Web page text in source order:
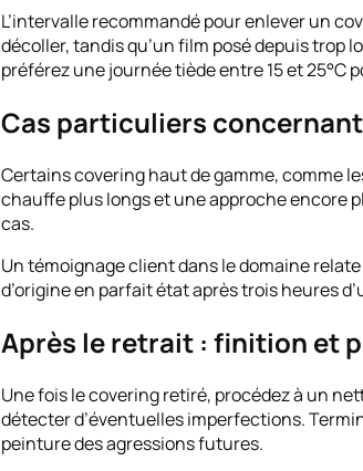
L’intervalle recommandé pour enlever un
décoller, tandis qu’un film posé depuis trop
préférez une journée tiède entre 15 et 25°C
Cas particuliers
Certains covering haut de gamme, comme
chauffe plus longs et une approche encore
cas.
Un témoignage client dans le domaine
d’origine en parfait état après trois heures
Après le retrait : finition et
Une fois le covering retiré, procédez à un
détecter d’éventuelles imperfections.
peinture des agressions futures.